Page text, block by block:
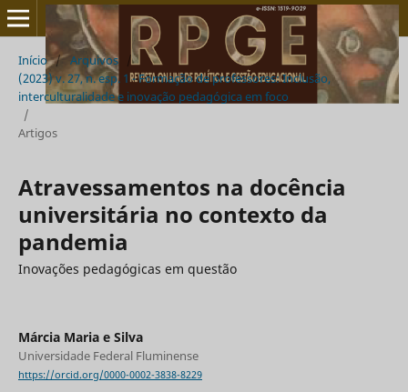
Início / Arquivos
/
(2023) v. 27, n. esp. 1 - Formação de professores: Inclusão,
interculturalidade e inovação pedagógica em foco
/
Artigos
Atravessamentos na docência
universitária no contexto da
pandemia
Inovações pedagógicas em questão
Márcia Maria e Silva
Universidade Federal Fluminense
https://orcid.org/0000-0002-3838-8229